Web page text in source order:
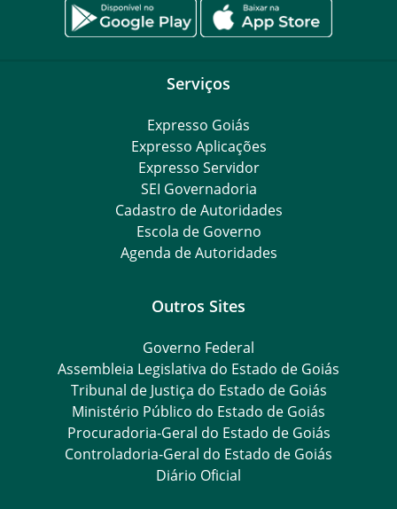
Serviços
Expresso Goiás
Expresso Aplicações
Expresso Servidor
SEI Governadoria
Cadastro de Autoridades
Escola de Governo
Agenda de Autoridades
Outros Sites
Governo Federal
Assembleia Legislativa do Estado de Goiás
Tribunal de Justiça do Estado de Goiás
Ministério Público do Estado de Goiás
Procuradoria-Geral do Estado de Goiás
Controladoria-Geral do Estado de Goiás
Diário Oficial